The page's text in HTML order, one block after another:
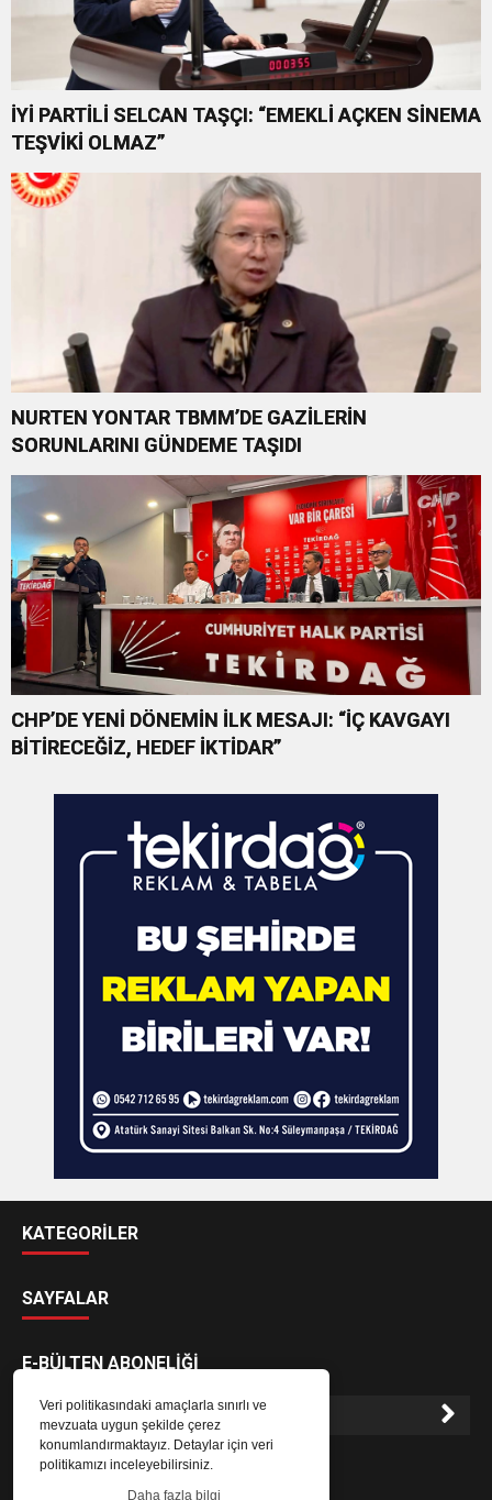
Veri politikasındaki amaçlarla sınırlı ve
mevzuata uygun şekilde çerez
konumlandırmaktayız. Detaylar için veri
politikamızı inceleyebilirsiniz.
Daha fazla bilgi
İYİ PARTİLİ SELCAN TAŞÇI: “EMEKLİ AÇKEN SİNEMA
TEŞVİKİ OLMAZ”
NURTEN YONTAR TBMM’DE GAZİLERİN
SORUNLARINI GÜNDEME TAŞIDI
CHP’DE YENİ DÖNEMİN İLK MESAJI: “İÇ KAVGAYI
BİTİRECEĞİZ, HEDEF İKTİDAR”
KATEGORİLER
SAYFALAR
E-BÜLTEN ABONELİĞİ
E-Bülten aboneliği ile haberlere daha hızlı erişin.